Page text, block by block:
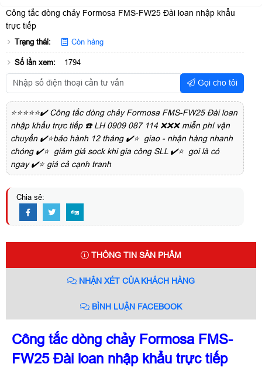
Công tắc dòng chảy Formosa FMS-FW25 Đài loan nhập khẩu
trực tiếp
Trạng thái: Còn hàng
Số lần xem: 1794
Gọi cho tôi
⭐⭐⭐⭐⭐✔️ Công tắc dòng chảy Formosa FMS-FW25 Đài loan
nhập khẩu trực tiếp ☎️ LH 0909 087 114 ❌❌❌ miễn phí vận
chuyển ✔️⭐bảo hành 12 tháng ✔️⭐ giao - nhận hàng nhanh
chóng ✔️⭐ giảm giá sock khi gia công SLL ✔️⭐ goi là có
ngay ✔️⭐ giá cả cạnh tranh
Chia sẻ:
THÔNG TIN SẢN PHẨM
NHẬN XÉT CỦA KHÁCH HÀNG
BÌNH LUẬN FACEBOOK
Công tắc dòng chảy Formosa FMS-
FW25 Đài loan nhập khẩu trực tiếp